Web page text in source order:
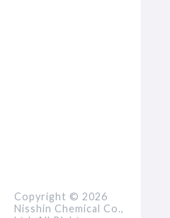
Copyright © 2026
Nisshin Chemical Co.,